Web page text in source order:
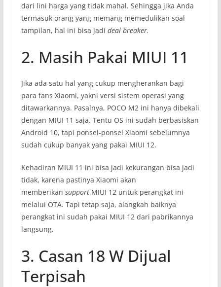
dari lini harga yang tidak mahal. Sehingga jika Anda
termasuk orang yang memang memedulikan soal
tampilan, hal ini bisa jadi deal breaker.
2. Masih Pakai MIUI 11
Jika ada satu hal yang cukup mengherankan bagi
para fans Xiaomi, yakni versi sistem operasi yang
ditawarkannya. Pasalnya, POCO M2 ini hanya dibekali
dengan MIUI 11 saja. Tentu OS ini sudah berbasiskan
Android 10, tapi ponsel-ponsel Xiaomi sebelumnya
sudah cukup banyak yang pakai MIUI 12.
Kehadiran MIUI 11 ini bisa jadi kekurangan bisa jadi
tidak, karena pastinya Xiaomi akan
memberikan supportMIUI 12 untuk perangkat ini
melalui OTA. Tapi tetap saja, alangkah baiknya
perangkat ini sudah pakai MIUI 12 dari pabrikannya
langsung.
3. Casan 18 W Dijual
Terpisah